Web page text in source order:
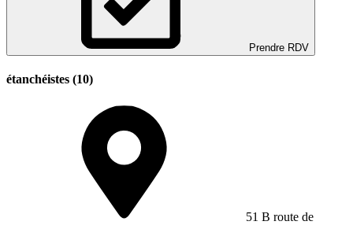
Prendre RDV
étanchéistes (10)
51 B route de